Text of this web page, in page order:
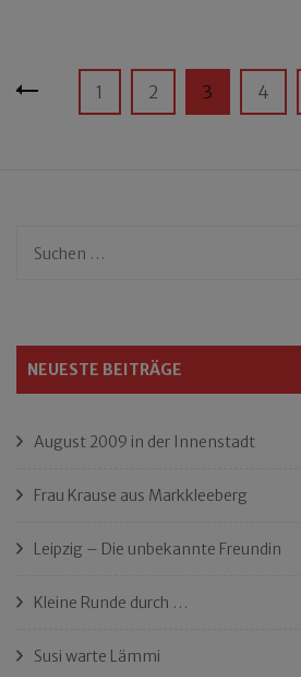
Seitennummerierung
Seite
1 Seite
2 Seite
3 Seite
4
Suchen
NEUESTE BEITRÄGE
August 2009 in der Innenstadt
Frau Krause aus Markkleeberg
Leipzig – Die unbekannte Freundin
Kleine Runde durch …
Susi warte Lämmi